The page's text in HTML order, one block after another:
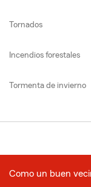
Tornados
Incendios forestales
Tormenta de invierno
Como un buen